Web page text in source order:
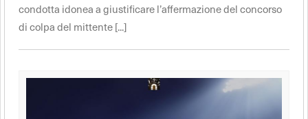
condotta idonea a giustificare l’affermazione del concorso
di colpa del mittente [...]